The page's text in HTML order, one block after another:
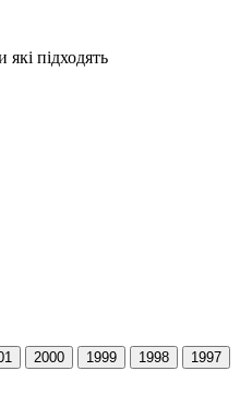
підходять
2000 1999 1998
1997